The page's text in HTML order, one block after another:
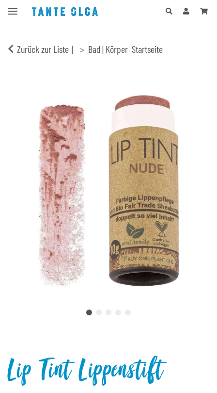
Zurück zur Liste Bad | Körper Startseite
Lip Tint Lippenstift